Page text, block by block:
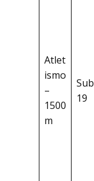
Atlet
ismo
–
1500
m
Sub
19